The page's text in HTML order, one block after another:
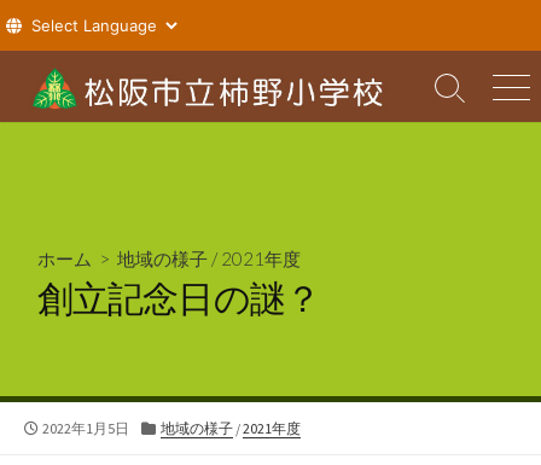
テ
検
索
メ
ニ
ホーム > 地域の様子 / 2021年度
創立記念日の謎？
公
2022年1月5日
カ
地域の様子/2021年度